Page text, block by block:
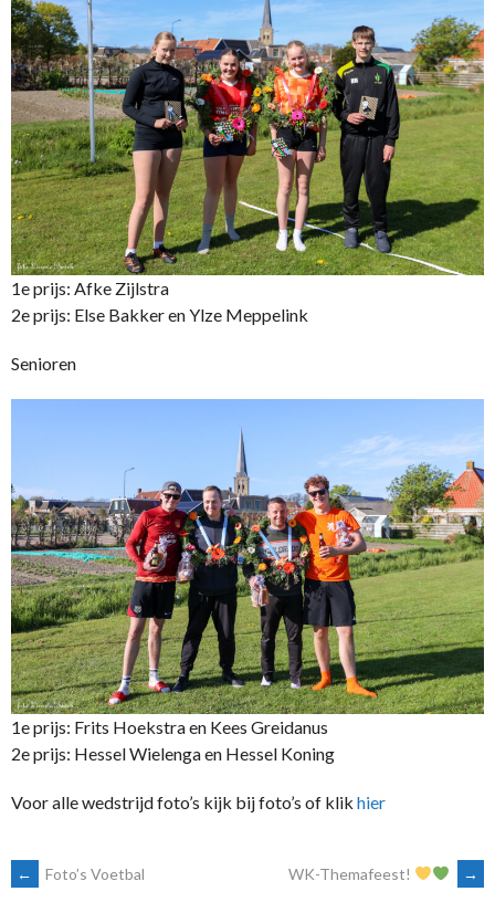
1e prijs: Afke Zijlstra
2e prijs: Else Bakker en Ylze Meppelink
Senioren
1e prijs: Frits Hoekstra en Kees Greidanus
2e prijs: Hessel Wielenga en Hessel Koning
Voor alle wedstrijd foto’s kijk bij foto’s of klik hier
BERICHTNAVIGATIE
← Foto’s Voetbal WK-Themafeest! →